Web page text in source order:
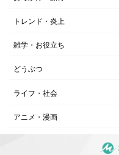
トレンド・炎上
雑学・お役立ち
どうぶつ
ライフ・社会
アニメ・漫画